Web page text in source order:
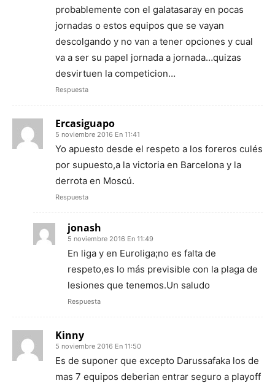
probablemente con el galatasaray en pocas
jornadas o estos equipos que se vayan
descolgando y no van a tener opciones y cual
va a ser su papel jornada a jornada…quizas
desvirtuen la competicion…
Respuesta
Ercasiguapo
5 noviembre 2016 En 11:41
Yo apuesto desde el respeto a los foreros culés
por supuesto,a la victoria en Barcelona y la
derrota en Moscú.
Respuesta
jonash
5 noviembre 2016 En 11:49
En liga y en Euroliga;no es falta de
respeto,es lo más previsible con la plaga de
lesiones que tenemos.Un saludo
Respuesta
Kinny
5 noviembre 2016 En 11:50
Es de suponer que excepto Darussafaka los de
mas 7 equipos deberian entrar seguro a playoff